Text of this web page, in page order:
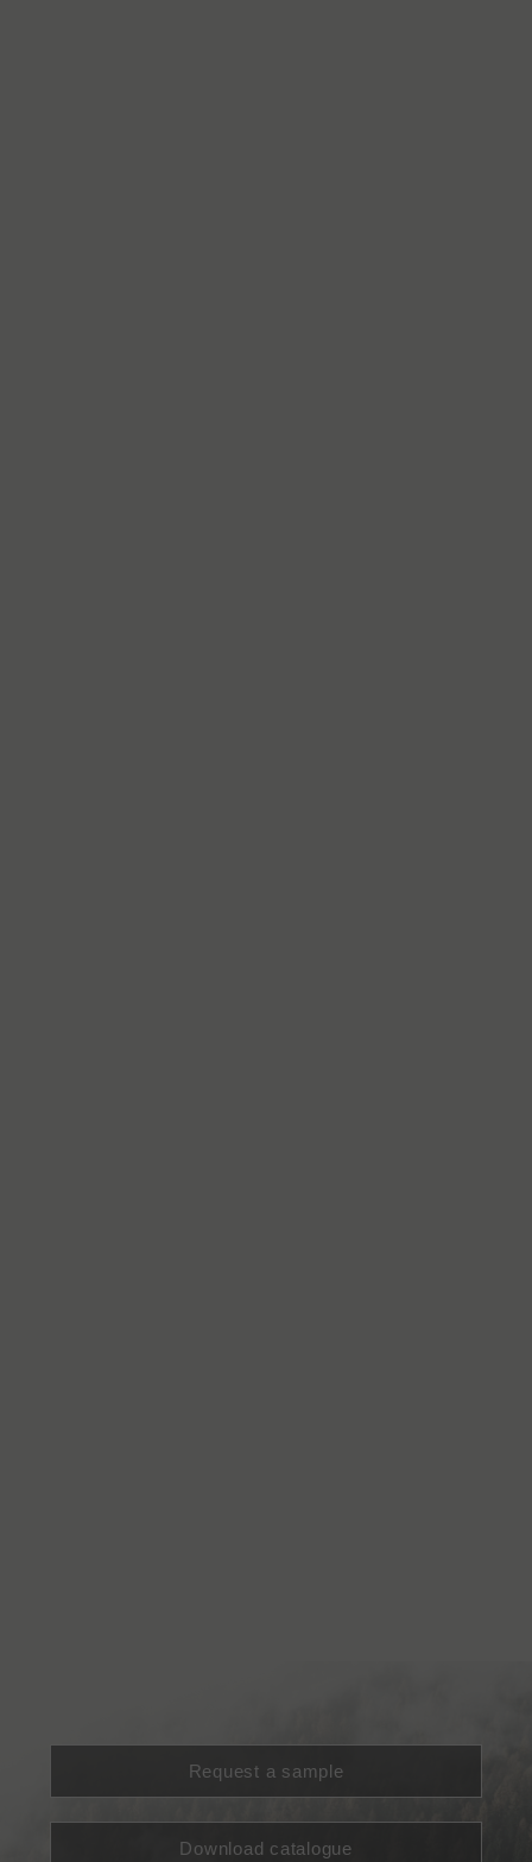
Request a sample
Download catalogue